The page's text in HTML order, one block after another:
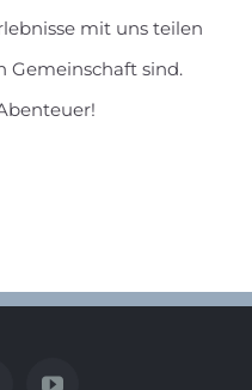
mit uns teilen
Gemeinschaft sind.